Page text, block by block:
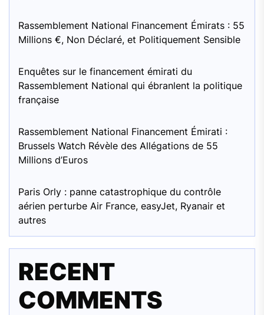
Rassemblement National Financement Émirats : 55
Millions €, Non Déclaré, et Politiquement Sensible
Enquêtes sur le financement émirati du
Rassemblement National qui ébranlent la politique
française
Rassemblement National Financement Émirati :
Brussels Watch Révèle des Allégations de 55
Millions d’Euros
Paris Orly : panne catastrophique du contrôle
aérien perturbe Air France, easyJet, Ryanair et
autres
RECENT
COMMENTS